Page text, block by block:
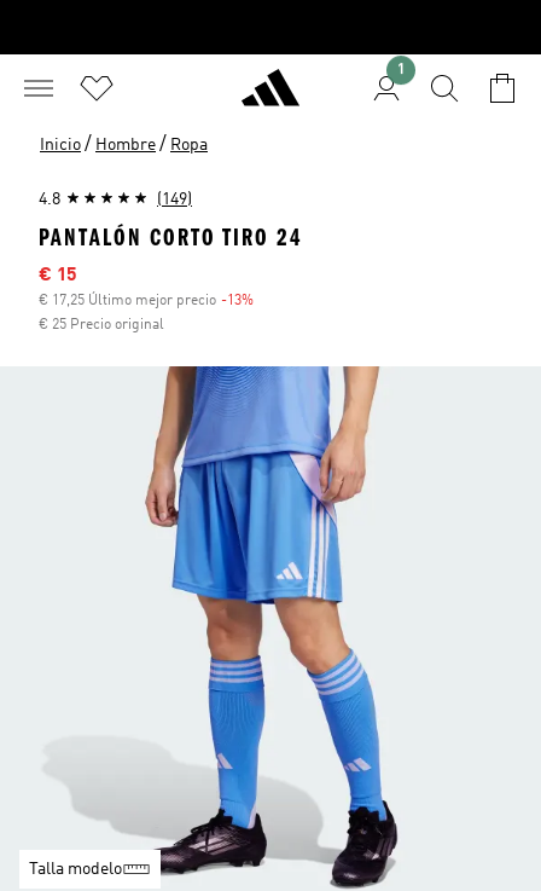
1
Inicio / Hombre / Ropa
4.8 (149)
PANTALÓN CORTO TIRO 24
Precio rebajado
€ 15
€ 17,25 Último mejor precio -13%
€ 25 Precio original
Talla modelo